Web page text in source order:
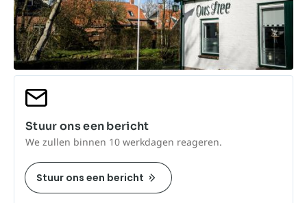
Stuur ons een bericht
We zullen binnen 10 werkdagen reageren.
Stuur ons een bericht